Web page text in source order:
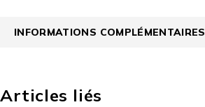
INFORMATIONS COMPLÉMENTAIRES
Articles liés